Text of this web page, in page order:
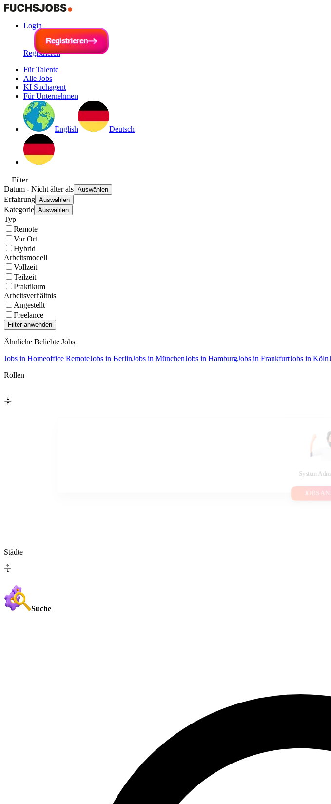
Login
Registrieren
Registrieren
Registrieren
Für Talente
Alle Jobs
KI Suchagent
Für Unternehmen
English Deutsch
Filter
Datum - Nicht älter als Auswählen
Erfahrung Auswählen
Kategorie Auswählen
Typ
Remote
Vor Ort
Hybrid
Arbeitsmodell
Vollzeit
Teilzeit
Praktikum
Arbeitsverhältnis
Angestellt
Freelance
Ähnliche Beliebte Jobs
Jobs in Homeoffice RemoteJobs in BerlinJobs in MünchenJobs in HamburgJobs in FrankfurtJobs in Köln
Rollen
System
JOBS
Städte
Suche